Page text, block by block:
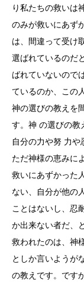
り私たちの救いは
のみが救いにあず
は、間違って受け
選ばれているのだ
ばれていないので
ているのか、この
神の選びの教えを
す。神 の選びの教
自分の力や努 力や
ただ神様の恵みに
救いにあずかった
ない、自分が他の
ことはないし、忍
か出来ない者だ、
救われたのは、神
としか言いようが
の教えです。です